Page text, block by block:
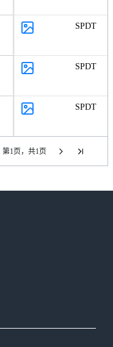
SPDT
SPDT
SPDT
第1页，共1页